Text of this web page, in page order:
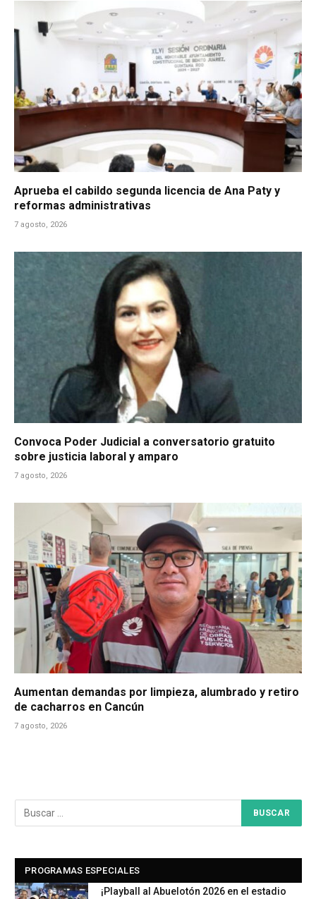
Aprueba el cabildo segunda licencia de Ana Paty y
reformas administrativas
7 agosto, 2026
Convoca Poder Judicial a conversatorio gratuito
sobre justicia laboral y amparo
7 agosto, 2026
Aumentan demandas por limpieza, alumbrado y retiro
de cacharros en Cancún
7 agosto, 2026
PROGRAMAS ESPECIALES
¡Playball al Abuelotón 2026 en el estadio